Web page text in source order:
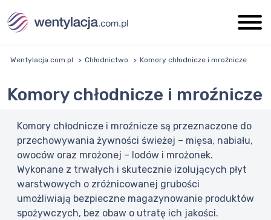
Wentylacja.com.pl Chłodnictwo Komory chłodnicze i mroźnicze
Komory chłodnicze i mroźnicze
Komory chłodnicze i mroźnicze są przeznaczone do
przechowywania żywności świeżej – mięsa, nabiału,
owoców oraz mrożonej – lodów i mrożonek.
Wykonane z trwałych i skutecznie izolujących płyt
warstwowych o zróżnicowanej grubości
umożliwiają bezpieczne magazynowanie produktów
spożywczych, bez obaw o utratę ich jakości.